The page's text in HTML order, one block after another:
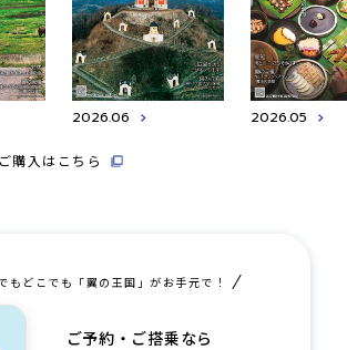
2026.06 2026.05
購入はこちら
もどこでも「翼の王国」がお手元で！
ご予約・ご搭乗なら